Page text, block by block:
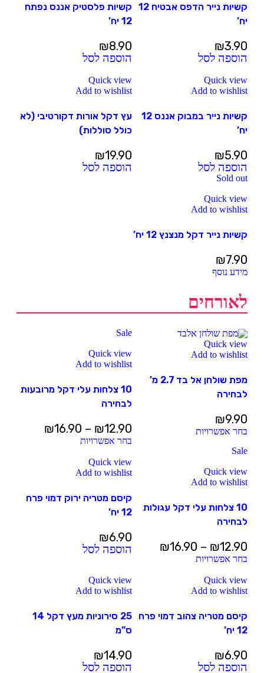
קשיות נייר הדפס אבטיח 12
יח’
₪3.90
הוספה לסל
קשיות פלסטיק אננס נפתח
12 יח’
₪8.90
הוספה לסל
Quick view
Add to wishlist
קשיות נייר במבוק אננס 12
יח’
₪5.90
הוספה לסל
Quick view
Add to wishlist
עץ דקל אורות דקורטיבי (לא
כולל סוללות)
₪19.90
הוספה לסל
Sold out
Quick view
Add to wishlist
קשיות נייר דקל מנצנץ 12 יח’
₪7.90
מידע נוסף
לאורחים
Quick view
Add to wishlist
מפת שולחן אל בד 2.7 מ’
לבחירה
₪9.90
בחר אפשרויות
Sale
Quick view
Add to wishlist
10 צלחות עלי דקל מרובעות
לבחירה
₪12.90
–
₪16.90
בחר אפשרויות
Sale
Quick view
Add to wishlist
10 צלחות עלי דקל עגולות
לבחירה
₪12.90
–
₪16.90
בחר אפשרויות
Quick view
Add to wishlist
קיסם מטריה ירוק דמוי פרח
12 יח’
₪6.90
הוספה לסל
Quick view
Add to wishlist
קיסם מטריה צהוב דמוי פרח
12 יח’
₪6.90
הוספה לסל
Quick view
Add to wishlist
25 סירוניות מעץ דקל 14
ס”מ
₪14.90
הוספה לסל